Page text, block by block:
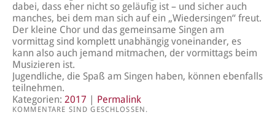
dabei, dass eher nicht so geläufig ist – und sicher auch
manches, bei dem man sich auf ein „Wiedersingen“ freut.
Der kleine Chor und das gemeinsame Singen am
vormittag sind komplett unabhängig voneinander, es
kann also auch jemand mitmachen, der vormittags beim
Musizieren ist.
Jugendliche, die Spaß am Singen haben, können ebenfalls
teilnehmen.
Kategorien: 2017 Permalink
KOMMENTARE SIND GESCHLOSSEN.